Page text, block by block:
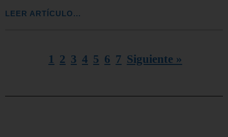
LEER ARTÍCULO...
1 2 3 4 5 6 7 Siguiente »